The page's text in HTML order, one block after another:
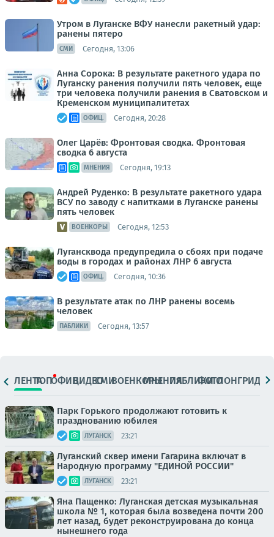
Утром в Луганске ВФУ нанесли ракетный удар:
ранены пятеро
СМИ Сегодня, 13:06
Анна Сорока: В результате ракетного удара по
Луганску ранения получили пять человек, еще
три человека получили ранения в Сватовском и
Кременском муниципалитетах
ОФИЦ. Сегодня, 20:28
Олег Царёв: Фронтовая сводка. Фронтовая
сводка 6 августа
МНЕНИЯ Сегодня, 19:13
Андрей Руденко: В результате ракетного удара
ВСУ по заводу с напитками в Луганске ранены
пять человек
ВОЕНКОРЫ Сегодня, 12:53
Лугансквода предупредила о сбоях при подаче
воды в городах и районах ЛНР 6 августа
ОФИЦ. Сегодня, 10:36
В результате атак по ЛНР ранены восемь
человек
ПАБЛИКИ Сегодня, 13:57
ЛЕНТАТОПОФИЦ.ВИДЕОСМИВОЕНКОРЫМНЕНИЯПАБЛИКИ
ФОТОЛОНГРИДЫ
Парк Горького продолжают готовить к
празднованию юбилея
ЛУГАНСК 23:21
Луганский сквер имени Гагарина включат в
Народную программу "ЕДИНОЙ РОССИИ"
ЛУГАНСК 23:21
Яна Пащенко: Луганская детская музыкальная
школа № 1, которая была возведена почти 200
лет назад, будет реконструирована до конца
нынешнего года